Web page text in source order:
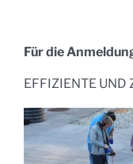
Für die
EFFIZIENTE UND